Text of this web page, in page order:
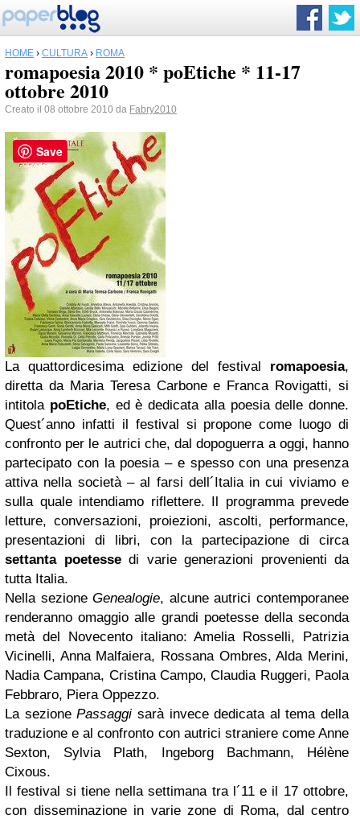
HOME › CULTURA › ROMA
romapoesia 2010 * poEtiche * 11-17
ottobre 2010
Creato il 08 ottobre 2010 da Fabry2010
La quattordicesima edizione del festival romapoesia,
diretta da Maria Teresa Carbone e Franca Rovigatti, si
intitola poEtiche, ed è dedicata alla poesia delle donne.
Quest´anno infatti il festival si propone come luogo di
confronto per le autrici che, dal dopoguerra a oggi, hanno
partecipato con la poesia – e spesso con una presenza
attiva nella società – al farsi dell´Italia in cui viviamo e
sulla quale intendiamo riflettere. Il programma prevede
letture, conversazioni, proiezioni, ascolti, performance,
presentazioni di libri, con la partecipazione di circa
settanta poetesse di varie generazioni provenienti da
tutta Italia.
Nella sezioneGenealogie, alcune autrici contemporanee
renderanno omaggio alle grandi poetesse della seconda
metà del Novecento italiano: Amelia Rosselli, Patrizia
Vicinelli, Anna Malfaiera, Rossana Ombres, Alda Merini,
Nadia Campana, Cristina Campo, Claudia Ruggeri, Paola
Febbraro, Piera Oppezzo.
La sezionePassaggi sarà invece dedicata al tema della
traduzione e al confronto con autrici straniere come Anne
Sexton, Sylvia Plath, Ingeborg Bachmann, Hélène
Cixous.
Il festival si tiene nella settimana tra l´11 e il 17 ottobre,
con disseminazione in varie zone di Roma, dal centro
Save